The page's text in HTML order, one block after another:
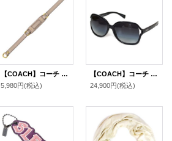
【COACH】コーチ レザー ショルダー ストラップ グレー（日本未発売）
5,980円(税込)
【COACH】コーチ ロゴ フレーム サングラス（ケース付き）ブラック〔日本未発売〕
24,900円(税込)